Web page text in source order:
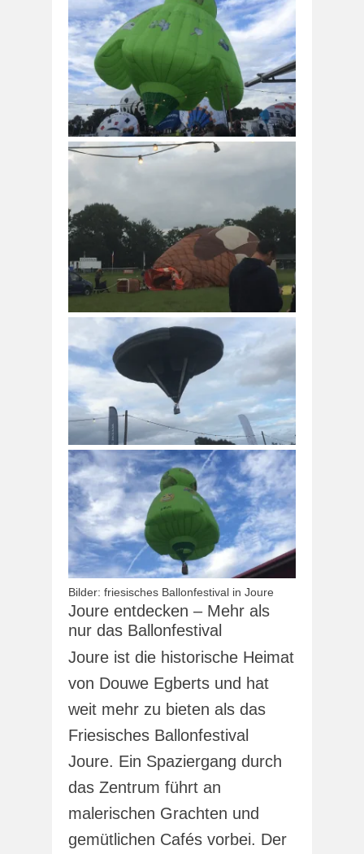
Bilder: friesisches Ballonfestival in Joure
Joure entdecken – Mehr als
nur das Ballonfestival
Joure ist die historische Heimat
von Douwe Egberts und hat
weit mehr zu bieten als das
Friesisches Ballonfestival
Joure. Ein Spaziergang durch
das Zentrum führt an
malerischen Grachten und
gemütlichen Cafés vorbei. Der